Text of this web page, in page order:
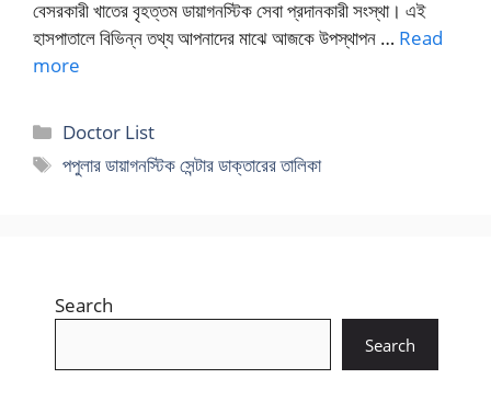
বেসরকারী খাতের বৃহত্তম ডায়াগনস্টিক সেবা প্রদানকারী সংস্থা। এই
হাসপাতালে বিভিন্ন তথ্য আপনাদের মাঝে আজকে উপস্থাপন … Read
more
Categories
Doctor List
Tags
পপুলার ডায়াগনস্টিক সেন্টার ডাক্তারের তালিকা
Search
Search